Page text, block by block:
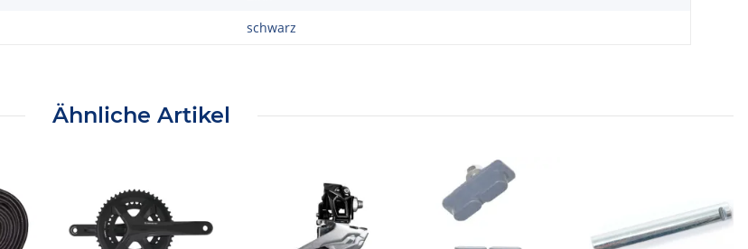
schwarz
Ähnliche Artikel